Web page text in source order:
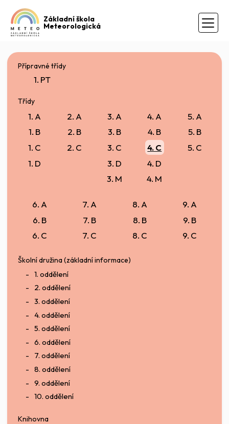
Základní škola
Meteorologická
Přípravné třídy
1. PT
Třídy
1. A
1. B
1. C
1. D
2. A
2. B
2. C
3. A
3. B
3. C
3. D
3. M
4. A
4. B
4. C
4. D
4. M
5. A
5. B
5. C
6. A
6. B
6. C
7. A
7. B
7. C
8. A
8. B
8. C
9. A
9. B
9. C
Školní družina (základní informace)
1. oddělení
2. oddělení
3. oddělení
4. oddělení
5. oddělení
6. oddělení
7. oddělení
8. oddělení
9. oddělení
10. oddělení
Knihovna